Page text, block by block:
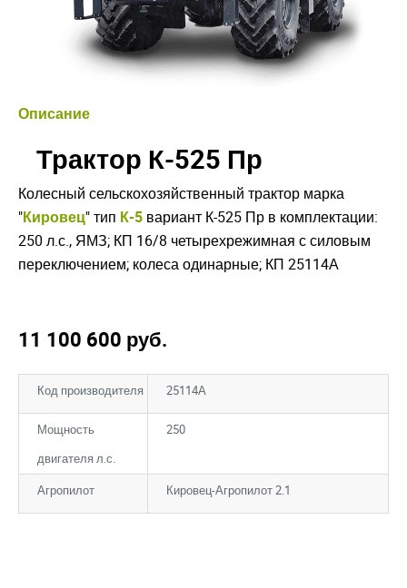
Описание
Трактор К-525 Пр
Колесный сельскохозяйственный трактор марка
"Кировец" тип К-5 вариант К-525 Пр в комплектации:
250 л.с., ЯМЗ; КП 16/8 четырехрежимная с силовым
переключением; колеса одинарные; КП 25114А
11 100 600 руб.
Код производителя 25114А
Мощность
двигателя л.с.
250
Агропилот Кировец-Агропилот 2.1